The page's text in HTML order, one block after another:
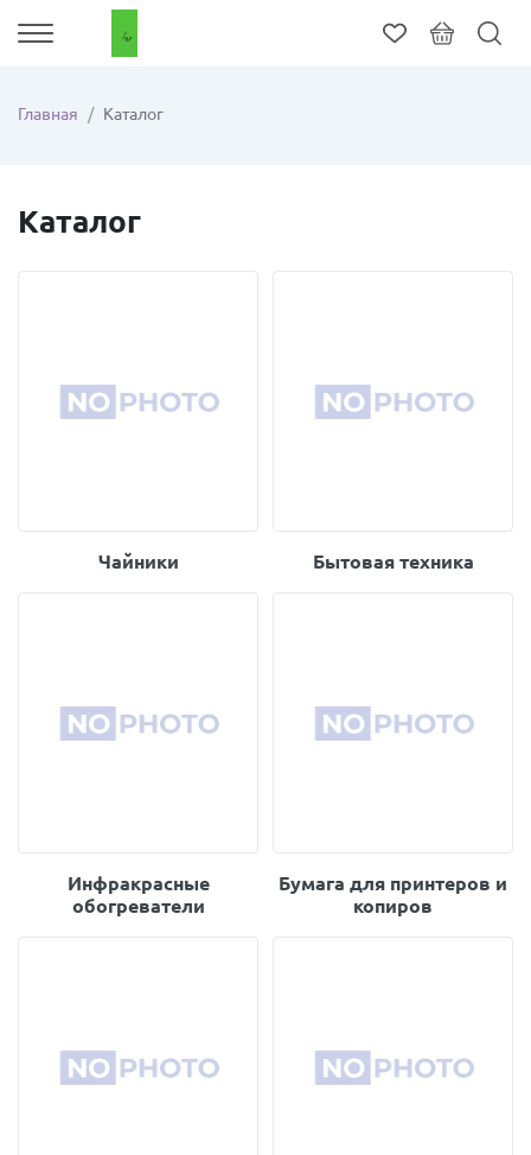
Главная Каталог
Каталог
Чайники Бытовая техника
Инфракрасные
обогреватели
Бумага для принтеров и
копиров